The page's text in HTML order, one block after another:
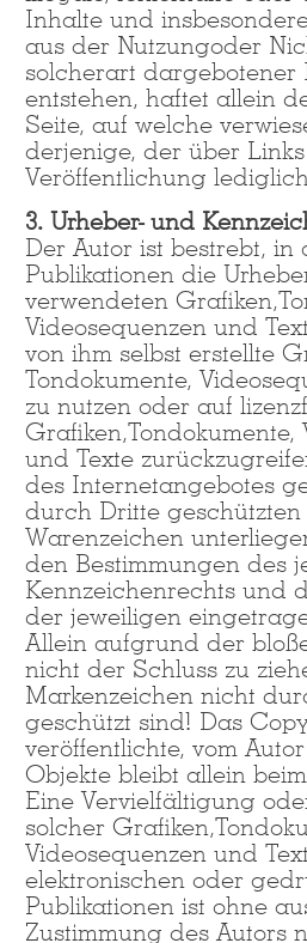
Inhalte und
aus der Nutzungoder
solcherart dargebotener
entstehen, haftet allein
Seite, auf welche
derjenige, der über
Veröffentlichung
3. Urheber- und
Der Autor ist bestrebt, in
Publikationen die
verwendeten
Videosequenzen und
von ihm selbst erstellte
Tondokumente,
zu nutzen oder auf
Grafiken,Tondokumente,
und Texte
des Internetangebotes
durch Dritte geschützten
Warenzeichen
den Bestimmungen des
Kennzeichenrechts und
der jeweiligen
Allein aufgrund der
nicht der Schluss zu
Markenzeichen nicht
geschützt sind! Das
veröffentlichte, vom
Objekte bleibt allein
Eine Vervielfältigung
solcher
Videosequenzen und
elektronischen oder
Publikationen ist ohne
Zustimmung des Autors